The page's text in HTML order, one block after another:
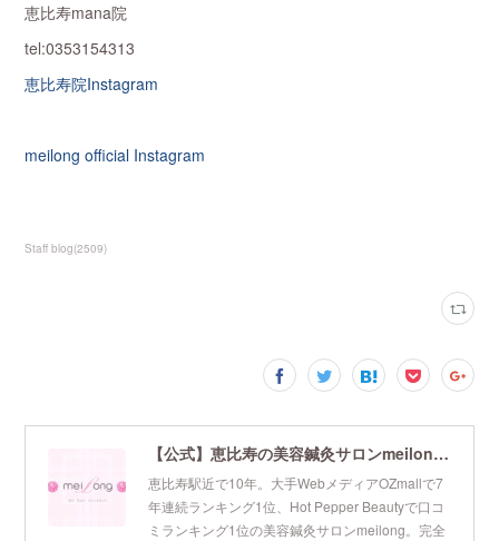
恵比寿mana院
tel:0353154313
恵比寿院Instagram
meilong official Instagram
Staff blog(2509)
【公式】恵比寿の美容鍼灸サロンmeilong｜ツボを押さえた針・お灸の治療で美容と健康を叶えます
恵比寿駅近で10年。大手WebメディアOZmallで7
年連続ランキング1位、Hot Pepper Beautyで口コ
ミランキング1位の美容鍼灸サロンmeilong。完全